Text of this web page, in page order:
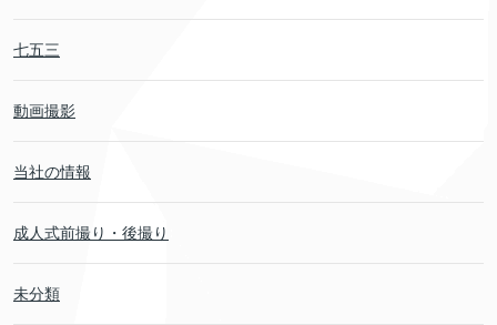
七五三
動画撮影
当社の情報
成人式前撮り・後撮り
未分類